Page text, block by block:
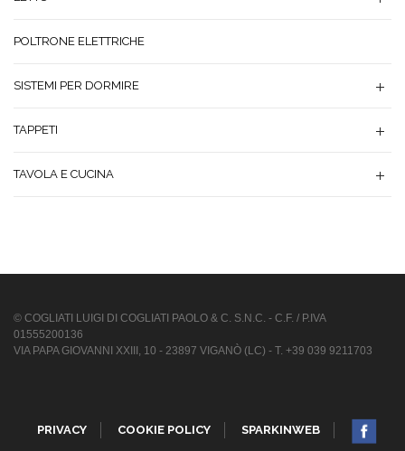
POLTRONE ELETTRICHE
SISTEMI PER DORMIRE
TAPPETI
TAVOLA E CUCINA
© COGLIATI LUIGI DI COGLIATI PAOLO & C. S.N.C. - C.F. / P.IVA
01555200136
VIA PAPA GIOVANNI XXIII, 10 - 23897 VIGANÒ (LC) - T. +39 039 9211703
PRIVACY COOKIE POLICY SPARKINWEB